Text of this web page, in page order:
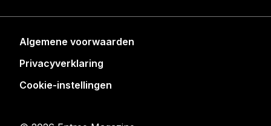
Algemene voorwaarden
Privacyverklaring
Cookie-instellingen